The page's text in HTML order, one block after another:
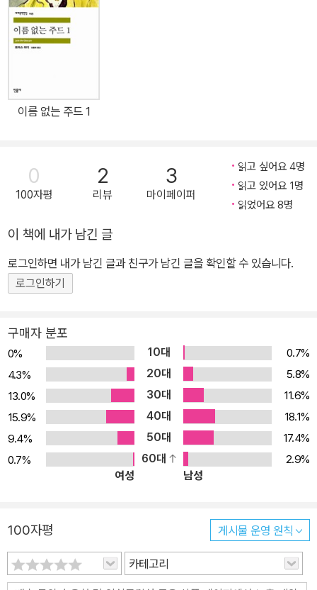
기”로 꼽기도 했다. 1899년 종교적인 전향 이후의 대표작 『부활』을
완성했다. 사유재산 및 저작권 포기 문제로 시작된 아내와의 불화 등
으로 고민하던 중 1910년 집을 떠나 폐렴을 앓다가 아스타포보 역장
이름 없는 주드 1
0
100자평
2
리뷰
3
마이페이퍼
읽고 싶어요 4명
읽고 있어요 1명
읽었어요 8명
이 책에 내가 남긴 글
로그인하면 내가 남긴 글과 친구가 남긴 글을 확인할 수 있습니다.
로그인하기
구매자 분포
0% 10대
0.7%
4.3%
20대
5.8%
13.0%
30대
11.6%
15.9%
40대
18.1%
9.4%
50대
17.4%
0.7%
60대
2.9%
여성
남성
100자평 게시물 운영 원칙
카테고리